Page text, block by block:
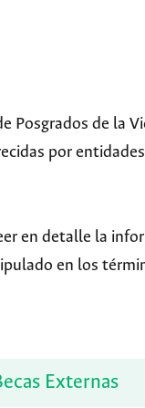
Posgrados de la
por
en detalle la
en los
Externas